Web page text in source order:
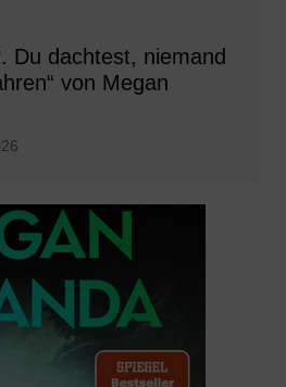
Du dachtest, niemand
von Megan